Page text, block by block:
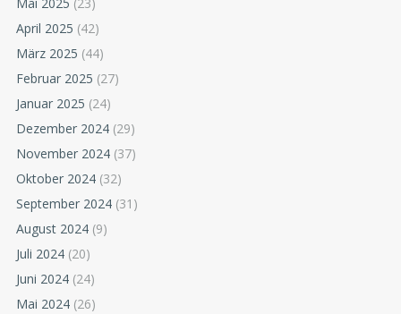
April 2025 (42)
März 2025 (44)
Februar 2025 (27)
Januar 2025 (24)
Dezember 2024 (29)
November 2024 (37)
Oktober 2024 (32)
September 2024 (31)
August 2024 (9)
Juli 2024 (20)
Juni 2024 (24)
Mai 2024 (26)